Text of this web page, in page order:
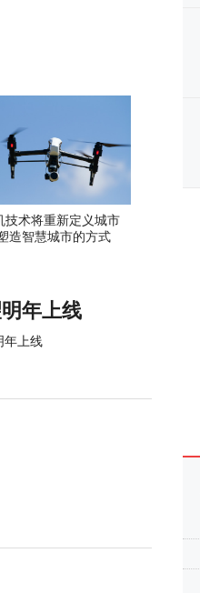
技术将重新定义城市
造智慧城市的方式
年上线
年上线